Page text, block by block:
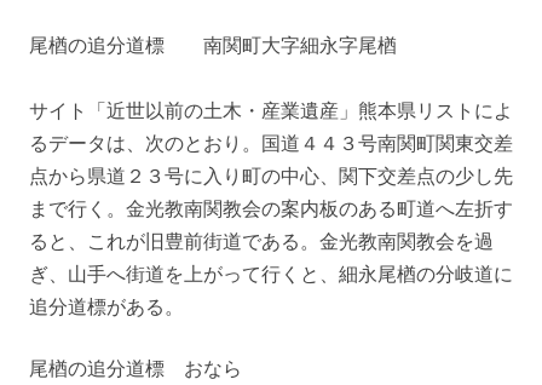
尾楢の追分道標 南関町大字細永字尾楢
サイト「近世以前の土木・産業遺産」熊本県リストによ
るデータは、次のとおり。国道４４３号南関町関東交差
点から県道２３号に入り町の中心、関下交差点の少し先
まで行く。金光教南関教会の案内板のある町道へ左折す
ると、これが旧豊前街道である。金光教南関教会を過
ぎ、山手へ街道を上がって行くと、細永尾楢の分岐道に
追分道標がある。
尾楢の追分道標 おなら